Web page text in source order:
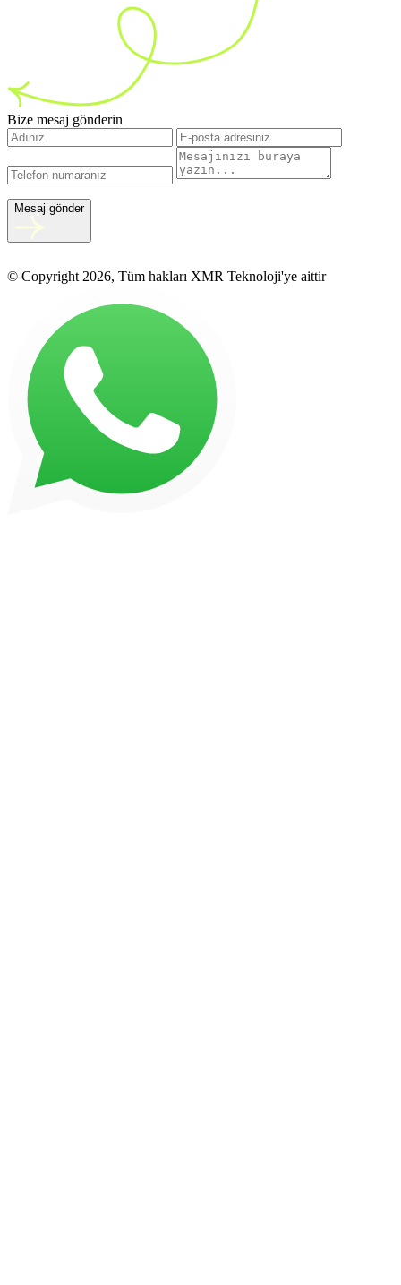
Bize mesaj gönderin
Mesaj gönder
© Copyright 2026, Tüm hakları XMR Teknoloji'ye aittir